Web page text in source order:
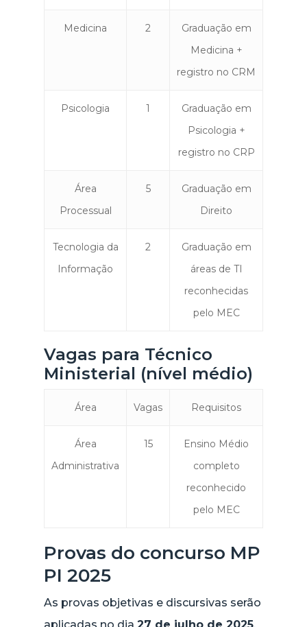
Medicina 2
Graduação em
Medicina +
registro no CRM
Psicologia 1
Graduação em
Psicologia +
registro no CRP
Área
Processual
5
Graduação em
Direito
Tecnologia da
Informação
2
Graduação em
áreas de TI
reconhecidas
pelo MEC
Vagas para Técnico
Ministerial (nível médio)
Área Vagas Requisitos
Área
Administrativa
15
Ensino Médio
completo
reconhecido
pelo MEC
Provas do concurso MP
PI 2025
As provas objetivas e discursivas serão